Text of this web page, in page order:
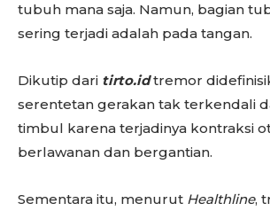
tubuh mana saja. Namun, bagian
sering terjadi adalah pada tangan.
Dikutip dari tirto.idtremor
serentetan gerakan tak terkendali
timbul karena terjadinya kontraksi
berlawanan dan bergantian.
Sementara itu, menurut Healthline,